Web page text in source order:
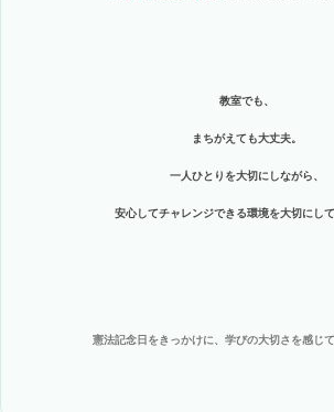
教室でも、
まちがえても大丈夫。
一人ひとりを大切にしながら、
安心してチャレンジできる環境を大切にし
憲法記念日をきっかけに、学びの大切さを感じ